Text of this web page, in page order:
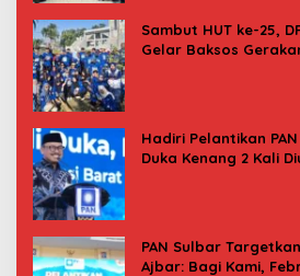
Sambut HUT ke-25,
Gelar Baksos
Hadiri Pelantikan
Duka Kenang 2 Kali
PAN Sulbar
Ajbar: Bagi Kami,